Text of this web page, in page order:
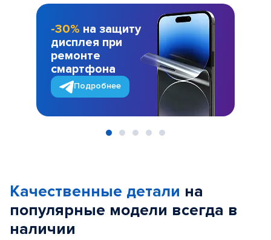
-30% на защиту
дисплея при
ремонте
смартфона
Подробнее
Качественные детали на
популярные модели всегда в
наличии